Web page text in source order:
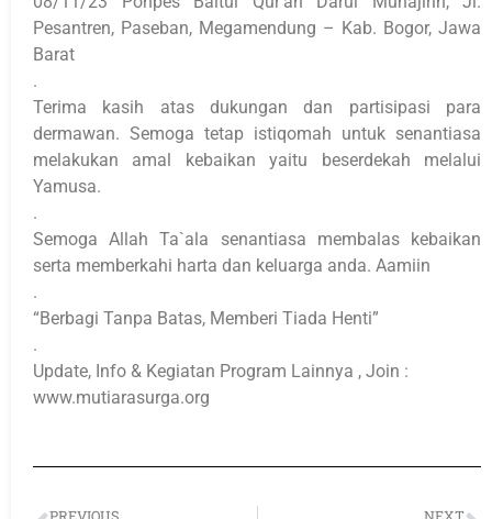
Pesantren, Paseban, Megamendung – Kab. Bogor, Jawa
Barat
.
Terima kasih atas dukungan dan partisipasi para
dermawan. Semoga tetap istiqomah untuk senantiasa
melakukan amal kebaikan yaitu beserdekah melalui
Yamusa.
.
Semoga Allah Ta`ala senantiasa membalas kebaikan
serta memberkahi harta dan keluarga anda. Aamiin
.
“Berbagi Tanpa Batas, Memberi Tiada Henti”
.
Update, Info & Kegiatan Program Lainnya , Join :
www.mutiarasurga.org
PREVIOUS NEXT